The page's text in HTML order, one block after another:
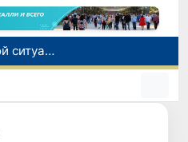
Оказавшийся в сложной ситуации в Германии соотечественник возвращен в Узбекистан
В Узбекистане определили порядок создания и эксплуатации платных автодорог